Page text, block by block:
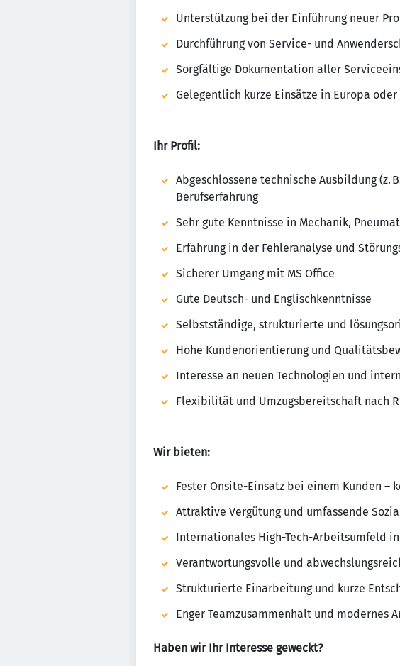
Unterstützung bei der Einführung neuer
Durchführung von Service- und
Sorgfältige Dokumentation aller
Gelegentlich kurze Einsätze in Europa
Ihr Profil:
Abgeschlossene technische Ausbildung
Berufserfahrung
Sehr gute Kenntnisse in Mechanik,
Erfahrung in der Fehleranalyse und
Sicherer Umgang mit MS Office
Gute Deutsch- und Englischkenntnisse
Selbstständige, strukturierte und
Hohe Kundenorientierung und
Interesse an neuen Technologien und
Flexibilität und Umzugsbereitschaft nach
Wir bieten:
Fester Onsite-Einsatz bei einem Kunden –
Attraktive Vergütung und umfassende
Internationales High-Tech-Arbeitsumfeld
Verantwortungsvolle und
Strukturierte Einarbeitung und kurze
Enger Teamzusammenhalt und modernes
Haben wir Ihr Interesse geweckt?